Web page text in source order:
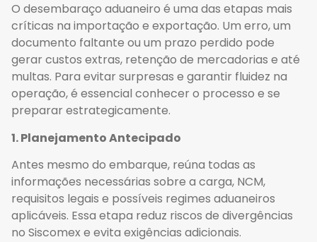
O desembaraço aduaneiro é uma das etapas mais
críticas na importação e exportação. Um erro, um
documento faltante ou um prazo perdido pode
gerar custos extras, retenção de mercadorias e até
multas. Para evitar surpresas e garantir fluidez na
operação, é essencial conhecer o processo e se
preparar estrategicamente.
1. Planejamento Antecipado
Antes mesmo do embarque, reúna todas as
informações necessárias sobre a carga, NCM,
requisitos legais e possíveis regimes aduaneiros
aplicáveis. Essa etapa reduz riscos de divergências
no Siscomex e evita exigências adicionais.